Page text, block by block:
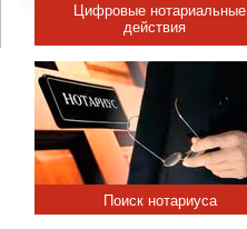
Цифровые нотариальные
действия
Поиск нотариуса